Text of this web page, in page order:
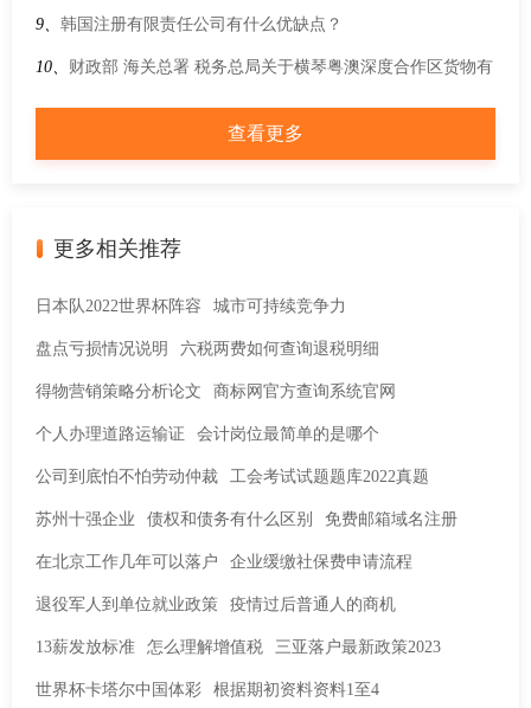
基本医疗保险信息未能在社保费管理客户端及时显示？
9、 韩国注册有限责任公司有什么优缺点？
10、 财政部 海关总署 税务总局关于横琴粤澳深度合作区货物有
关进出口税收政策的通知
查看更多
更多相关推荐
日本队2022世界杯阵容 城市可持续竞争力
盘点亏损情况说明 六税两费如何查询退税明细
得物营销策略分析论文 商标网官方查询系统官网
个人办理道路运输证 会计岗位最简单的是哪个
公司到底怕不怕劳动仲裁 工会考试试题题库2022真题
苏州十强企业 债权和债务有什么区别 免费邮箱域名注册
在北京工作几年可以落户 企业缓缴社保费申请流程
退役军人到单位就业政策 疫情过后普通人的商机
13薪发放标准 怎么理解增值税 三亚落户最新政策2023
世界杯卡塔尔中国体彩 根据期初资料资料1至4